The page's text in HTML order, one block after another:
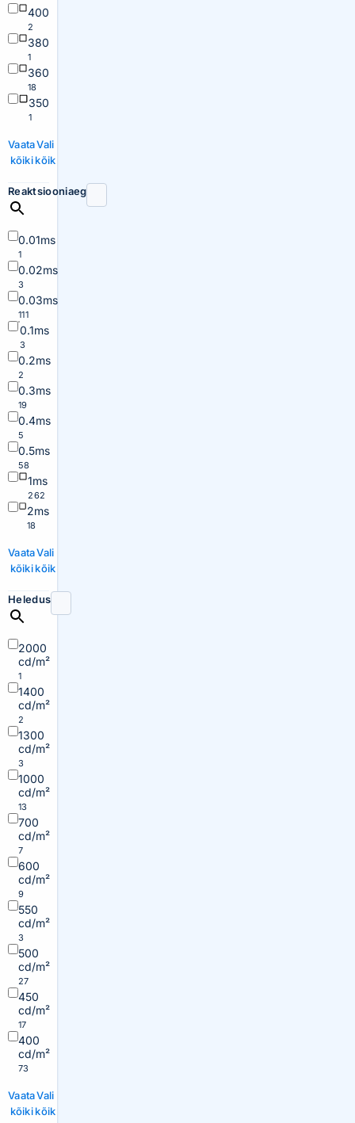
400
2
380
1
360
18
350
1
Vaata
kõiki
Vali
kõik
Reaktsiooniaeg
0.01ms
1
0.02ms
3
0.03ms
111
0.1ms
3
0.2ms
2
0.3ms
19
0.4ms
5
0.5ms
58
1ms
262
2ms
18
Vaata
kõiki
Vali
kõik
Heledus
2000
cd/m²
1
1400
cd/m²
2
1300
cd/m²
3
1000
cd/m²
13
700
cd/m²
7
600
cd/m²
9
550
cd/m²
3
500
cd/m²
27
450
cd/m²
17
400
cd/m²
73
Vaata
kõiki
Vali
kõik